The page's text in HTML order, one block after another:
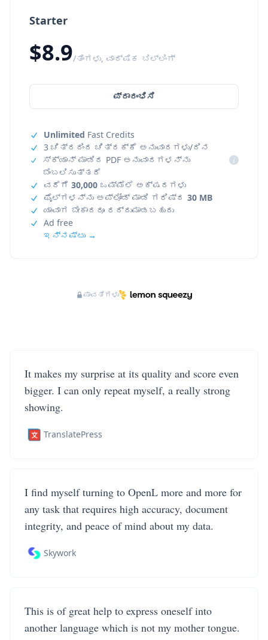
Starter
$8.9/ತಿಂಗಳು, ವಾರ್ಷಿಕ ಬಿಲ್ಲಿಂಗ್
ಪ್ರಾರಂಭಿಸಿ
Unlimited Fast Credits
3 ಚಿತ್ರದಿಂದ ಚಿತ್ರಕ್ಕೆ ಅನುವಾದಗಳು/ದಿನ
ಸ್ಕ್ಯಾನ್ ಮಾಡಿದ PDF ಅನುವಾದಗಳನ್ನು
ಬೆಂಬಲಿಸುತ್ತದೆ
i
ವರೆಗೆ 30,000 ಒಮ್ಮೆಲೆ ಅಕ್ಷರಗಳು
ಫೈಲ್‌ಗಳನ್ನು ಅಪ್‌ಲೋಡ್ ಮಾಡಿ ಗರಿಷ್ಠ 30 MB
ಯಾವಾಗ ಬೇಕಾದರೂ ರದ್ದುಮಾಡಬಹುದು
Ad free
ಇನ್ನಷ್ಟು →
ಪಾವತಿಗಳು
It makes my surprise at its quality and score even
bigger. I can only repeat myself, a really strong
showing.
TranslatePress
I find myself turning to OpenL more and more for
any task that requires high accuracy, document
integrity, and peace of mind about my data.
Skywork
This is of great help to express oneself into
another language which is not my mother tongue.